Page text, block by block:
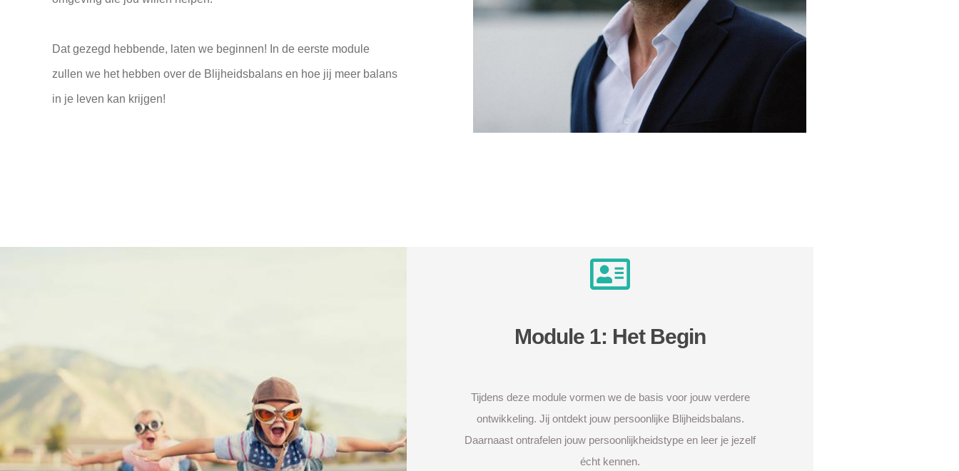
Dat gezegd hebbende, laten we beginnen! In de eerste module
zullen we het hebben over de Blijheidsbalans en hoe jij meer balans
in je leven kan krijgen!
Module 1: Het Begin
Tijdens deze module vormen we de basis voor jouw verdere
ontwikkeling. Jij ontdekt jouw persoonlijke Blijheidsbalans.
Daarnaast ontrafelen jouw persoonlijkheidstype en leer je jezelf
écht kennen.